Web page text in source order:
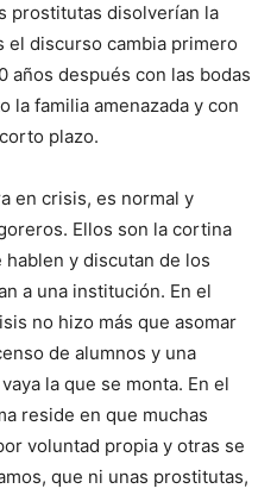
prostitutas disolverían la
el discurso cambia primero
años después con las bodas
la familia amenazada y con
plazo.
en crisis, es normal y
Ellos son la cortina
y discutan de los
a una institución. En el
no hizo más que asomar
de alumnos y una
la que se monta. En el
reside en que muchas
voluntad propia y otras se
que ni unas prostitutas,